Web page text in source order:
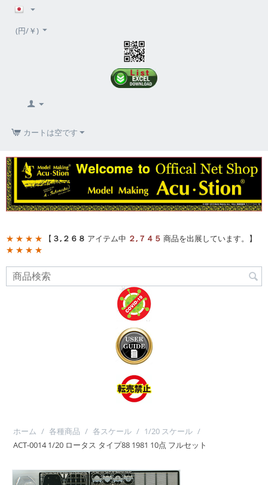
(円/￥)
カートは空です
★ ★ ★ ★ 【 ３,２６８ アイテム中 ２,７４５ 商品を出展しています。】
★ ★ ★ ★
ホーム / 各種商品 / 各スケール / 1/20 スケール /
ACT-0014 1/20 ロータス タイプ88 1981 10点 フルセット